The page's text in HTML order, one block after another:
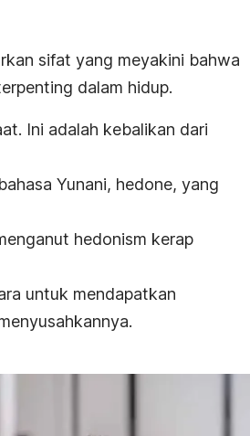
sifat yang meyakini bahwa
dalam hidup.
Ini adalah kebalikan dari
Yunani, hedone, yang
hedonism kerap
untuk mendapatkan